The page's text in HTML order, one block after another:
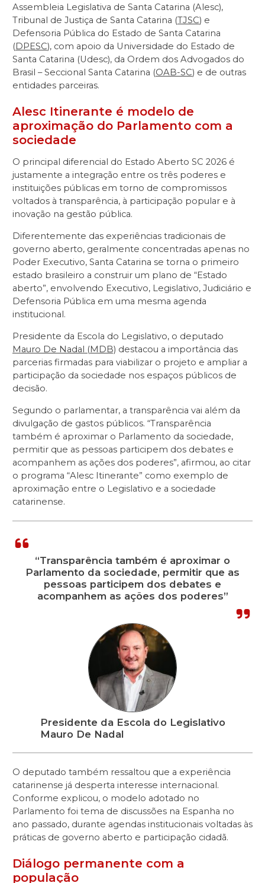
Assembleia Legislativa de Santa Catarina (Alesc),
Tribunal de Justiça de Santa Catarina (TJSC) e
Defensoria Pública do Estado de Santa Catarina
(DPESC), com apoio da Universidade do Estado de
Santa Catarina (Udesc), da Ordem dos Advogados do
Brasil – Seccional Santa Catarina (OAB-SC) e de outras
entidades parceiras.
Alesc Itinerante é modelo de
aproximação do Parlamento com a
sociedade
O principal diferencial do Estado Aberto SC 2026 é
justamente a integração entre os três poderes e
instituições públicas em torno de compromissos
voltados à transparência, à participação popular e à
inovação na gestão pública.
Diferentemente das experiências tradicionais de
governo aberto, geralmente concentradas apenas no
Poder Executivo, Santa Catarina se torna o primeiro
estado brasileiro a construir um plano de “Estado
aberto”, envolvendo Executivo, Legislativo, Judiciário e
Defensoria Pública em uma mesma agenda
institucional.
Presidente da Escola do Legislativo, o deputado
Mauro De Nadal (MDB) destacou a importância das
parcerias firmadas para viabilizar o projeto e ampliar a
participação da sociedade nos espaços públicos de
decisão.
Segundo o parlamentar, a transparência vai além da
divulgação de gastos públicos. “Transparência
também é aproximar o Parlamento da sociedade,
permitir que as pessoas participem dos debates e
acompanhem as ações dos poderes”, afirmou, ao citar
o programa “Alesc Itinerante” como exemplo de
aproximação entre o Legislativo e a sociedade
catarinense.
“Transparência também é aproximar o
Parlamento da sociedade, permitir que as
pessoas participem dos debates e
acompanhem as ações dos poderes”
Presidente da Escola do Legislativo
Mauro De Nadal
O deputado também ressaltou que a experiência
catarinense já desperta interesse internacional.
Conforme explicou, o modelo adotado no
Parlamento foi tema de discussões na Espanha no
ano passado, durante agendas institucionais voltadas às
práticas de governo aberto e participação cidadã.
Diálogo permanente com a
população